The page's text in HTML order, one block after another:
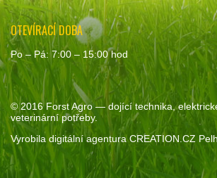
OTEVÍRACÍ DOBA
Po – Pá: 7:00 – 15:00 hod
© 2016Forst Agro— dojící technika,
veterinární potřeby.
Vyrobila digitální agentura CREATION.CZ